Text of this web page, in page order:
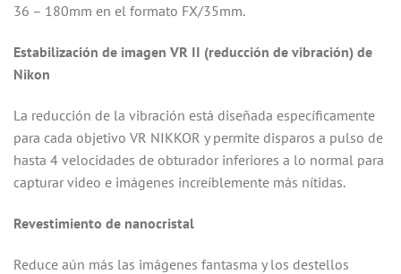
36 – 180mm en el formato FX/35mm.
Estabilización de imagen VR II (reducción de vibración) de
Nikon
La reducción de la vibración está diseñada específicamente
para cada objetivo VR NIKKOR y permite disparos a pulso de
hasta 4 velocidades de obturador inferiores a lo normal para
capturar video e imágenes increíblemente más nítidas.
Revestimiento de nanocristal
Reduce aún más las imágenes fantasma y los destellos